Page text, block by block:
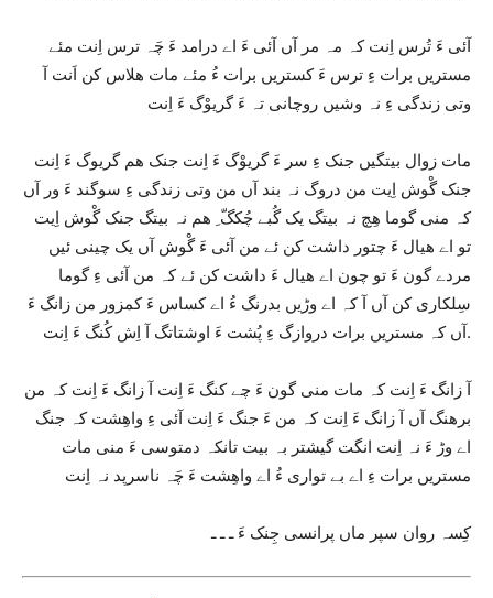
آئی ءَ تُرس اِنت کہ مہ مر آں آئی ءَ اے درامد ءَ چَہ ترس اِنت مئے
مستریں برات ءِ ترس ءَ کستریں برات ءُ مئے مات ھلاس کن اَنت آ
وتی زندگی ءِ نہ وشیں روچانی تہ ءَ گریوْگ ءَ اِنت
مات زوال بیتگیں جنک ءِ سر ءَ گریوْگ ءَ اِنت جنک ھم گریوگ ءَ اِنت
جنک گْوش اِیت من دروگ نہ بند آں من وتی زندگی ءِ سوگند ءَ ور آں
کہ منی گوما ھِچ نہ بیتگ یک گُبے چُکگّ ِ ھم نہ بیتگ جنک گْوش اِیت
تو اے ھیال ءَ چتور داشت کن ئے من آئی ءَ گْوش آں یک چینی ئیں
مردے گون ءَ تو چون اے ھیال ءَ داشت کن ئے کہ من آئی ءِ گوما
سِلکاری کن آں آ کہ اے وڑیں بدرنگ ءُ اے کساس ءَ کمزور من زانگ ءَ
آں کہ مستریں برات دروازگ ءِ پُشت ءَ اوشتاتگ آ اِش کُنگ ءَ اِنت.
آ زانگ ءَ اِنت کہ مات منی گون ءَ چے کنگ ءَ اِنت آ زانگ ءَ اِنت کہ من
برھنگ آں آ زانگ ءَ اِنت کہ من ءَ جنگ ءَ اِنت آئی ءِ واھِشت کہ جنگ
اے وڑ ءَ نہ اِنت انگت گیشتر بہ بیت تانکہ دمتوسی ءَ منی مات
مستریں برات ءِ اے بے تواری ءُ اے واھِشت ءَ چَہ ناسرپد نہ اِنت
کِسہ روان سپر ماں پرانسی جِنک ءَ ـ ـ ـ